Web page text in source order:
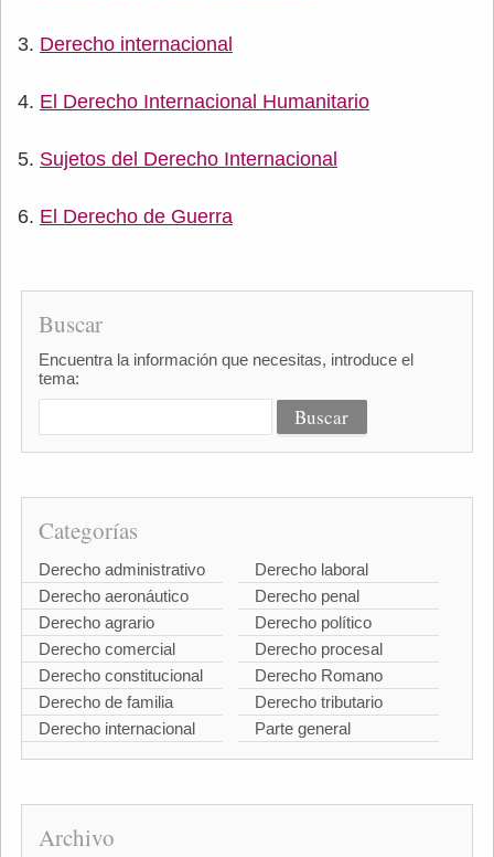
Derecho internacional
El Derecho Internacional Humanitario
Sujetos del Derecho Internacional
El Derecho de Guerra
Buscar
Encuentra la información que necesitas, introduce el
tema:
Categorías
Derecho administrativo
Derecho aeronáutico
Derecho agrario
Derecho comercial
Derecho constitucional
Derecho de familia
Derecho internacional
Derecho laboral
Derecho penal
Derecho político
Derecho procesal
Derecho Romano
Derecho tributario
Parte general
Archivo